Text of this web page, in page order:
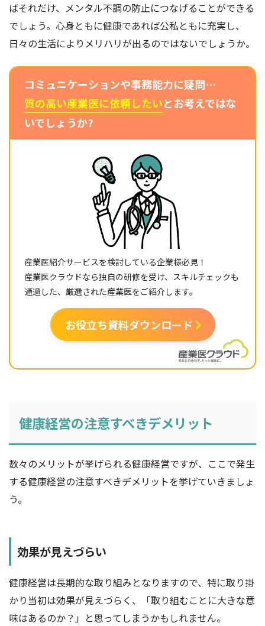
ばそれだけ、メンタル不調の防止につなげることができる
でしょう。心身ともに健康であれば公私ともに充実し、
日々の生活によりメリハリが出るのではないでしょうか。
コミュニケーションや事務能力に疑問…
質の高い産業医に依頼したいとお考えではな
いでしょうか?
産業医紹介サービスを検討している企業様必見！
産業医クラウドなら独自の研修を受け、スキルチェックも
通過した、厳選された産業医をご紹介します。
お役立ち資料ダウンロード
健康経営の注意すべきデメリット
数々のメリットが挙げられる健康経営ですが、ここで発生
する健康経営の注意すべきデメリットを挙げていきましょ
う。
効果が見えづらい
健康経営は長期的な取り組みとなりますので、特に取り掛
かり当初は効果が見えづらく、「取り組むことに大きな意
味はあるのか？」と思ってしまうかもしれません。